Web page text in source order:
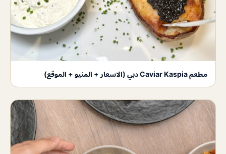
مطعم Caviar Kaspia دبي (الاسعار + المنيو + الموقع)